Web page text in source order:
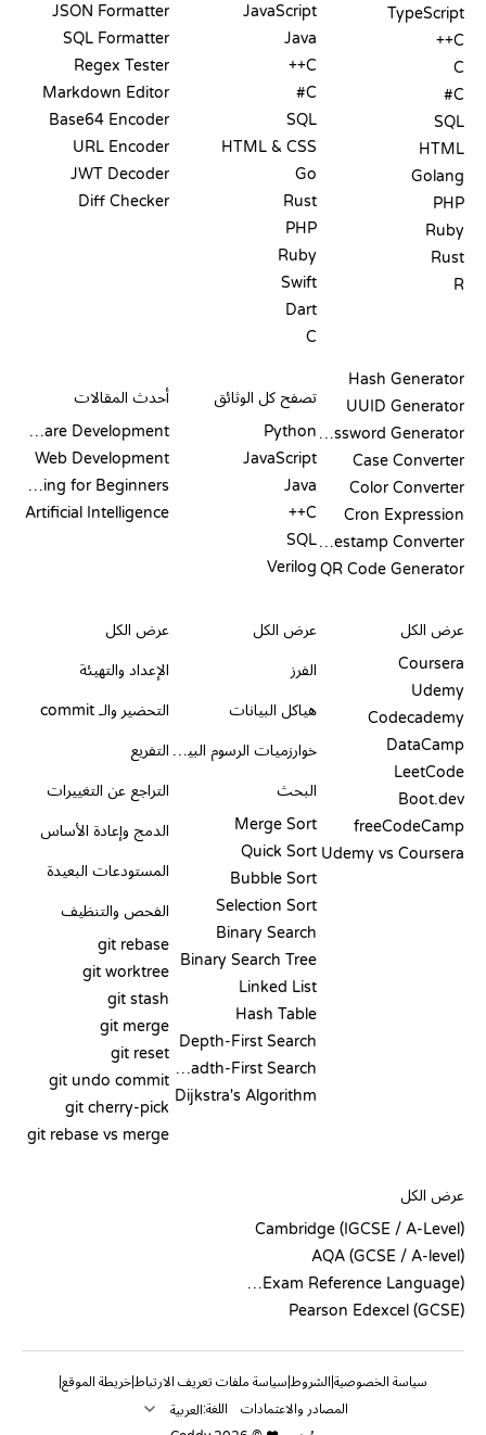
TypeScript
C++
C
C#
SQL
HTML
Golang
PHP
Ruby
Rust
R
JavaScript
Java
C++
C#
SQL
HTML & CSS
Go
Rust
PHP
Ruby
Swift
Dart
C
JSON Formatter
SQL Formatter
Regex Tester
Markdown Editor
Base64 Encoder
URL Encoder
JWT Decoder
Diff Checker
Hash Generator
UUID Generator
Password Generator
Case Converter
Color Converter
Cron Expression
Timestamp Converter
QR Code Generator
تصفح كل الوثائق
Python
JavaScript
Java
C++
SQL
Verilog
أحدث المقالات
Software Development
Web Development
Coding for Beginners
Artificial Intelligence
عرض الكل
Coursera
Udemy
Codecademy
DataCamp
LeetCode
Boot.dev
freeCodeCamp
Udemy vs Coursera
عرض الكل
الفرز
هياكل البيانات
خوارزميات الرسوم البيانية
البحث
Merge Sort
Quick Sort
Bubble Sort
Selection Sort
Binary Search
Binary Search Tree
Linked List
Hash Table
Depth-First Search
Breadth-First Search
Dijkstra's Algorithm
عرض الكل
الإعداد والتهيئة
التحضير والـ commit
التفريع
التراجع عن التغييرات
الدمج وإعادة الأساس
المستودعات البعيدة
الفحص والتنظيف
git rebase
git worktree
git stash
git merge
git reset
git undo commit
git cherry-pick
git rebase vs merge
عرض الكل
Cambridge (IGCSE / A-Level)
AQA (GCSE / A-level)
OCR (Exam Reference Language)
Pearson Edexcel (GCSE)
سياسة الخصوصية الشروط| سياسة ملفات تعريف الارتباط|خريطة الموقع
المصادر والاعتمادات
اللغة: